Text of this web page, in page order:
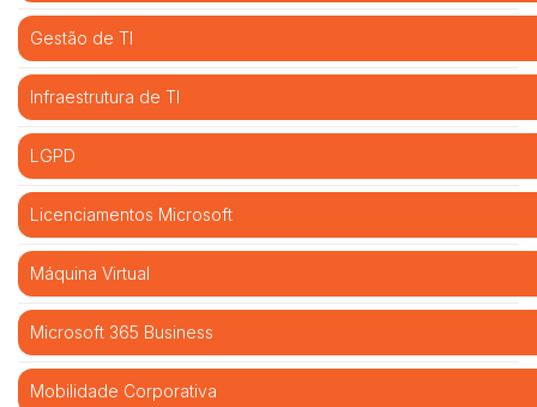
Gestão de TI
Infraestrutura de TI
LGPD
Licenciamentos Microsoft
Máquina Virtual
Microsoft 365 Business
Mobilidade Corporativa